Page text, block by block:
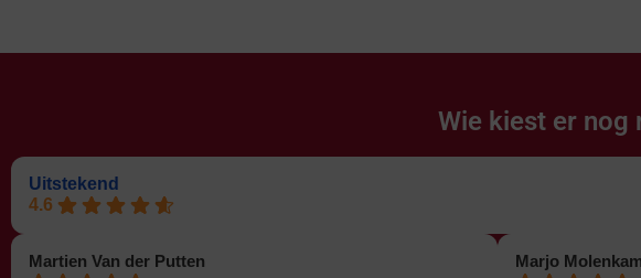
Wie kiest er nog
Uitstekend
4.6
Martien Van der Putten Marjo